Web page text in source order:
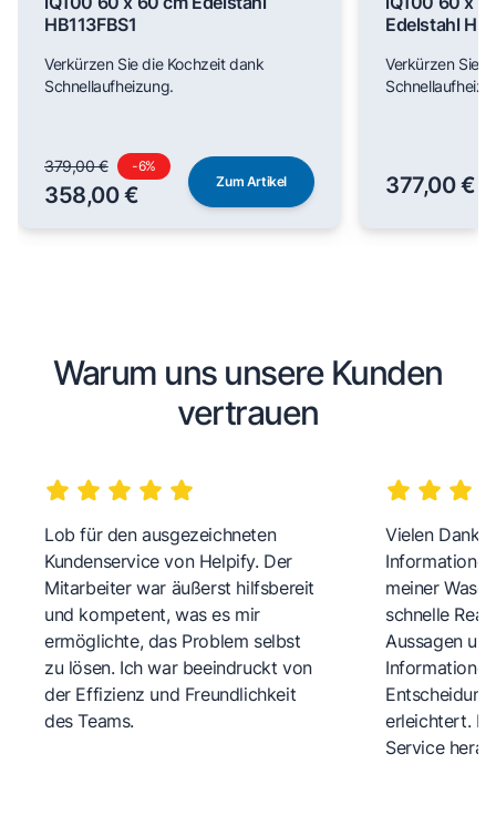
HB113FBS1
Verkürzen Sie die Kochzeit dank
Schnellaufheizung.
379,00 € -6%
358,00 €
Zum Artikel
Edelstahl
Verkürzen Sie
377,00 €
Warum uns unsere Kunden
vertrauen
Lob für den ausgezeichneten
Kundenservice von Helpify. Der
Mitarbeiter war äußerst hilfsbereit
und kompetent, was es mir
ermöglichte, das Problem selbst
zu lösen. Ich war beeindruckt von
der Effizienz und Freundlichkeit
des Teams.
Vielen Dank
meiner
schnelle
Aussagen
erleichtert.
Service